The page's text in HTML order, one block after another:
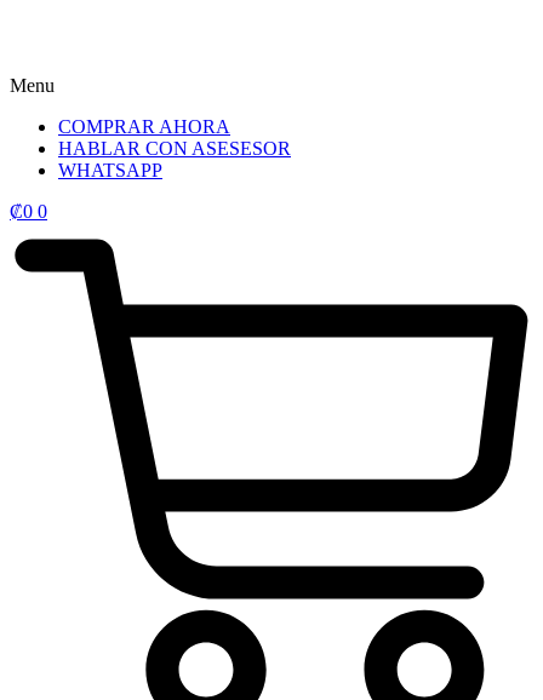
Menu
COMPRAR AHORA
HABLAR CON ASESESOR
WHATSAPP
₡0 0